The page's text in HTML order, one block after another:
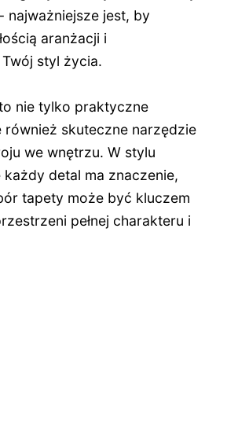
jest, by
aranżacji i
styl życia.
nie tylko praktyczne
również skuteczne narzędzie
we wnętrzu. W stylu
detal ma znaczenie,
tapety może być kluczem
pełnej charakteru i